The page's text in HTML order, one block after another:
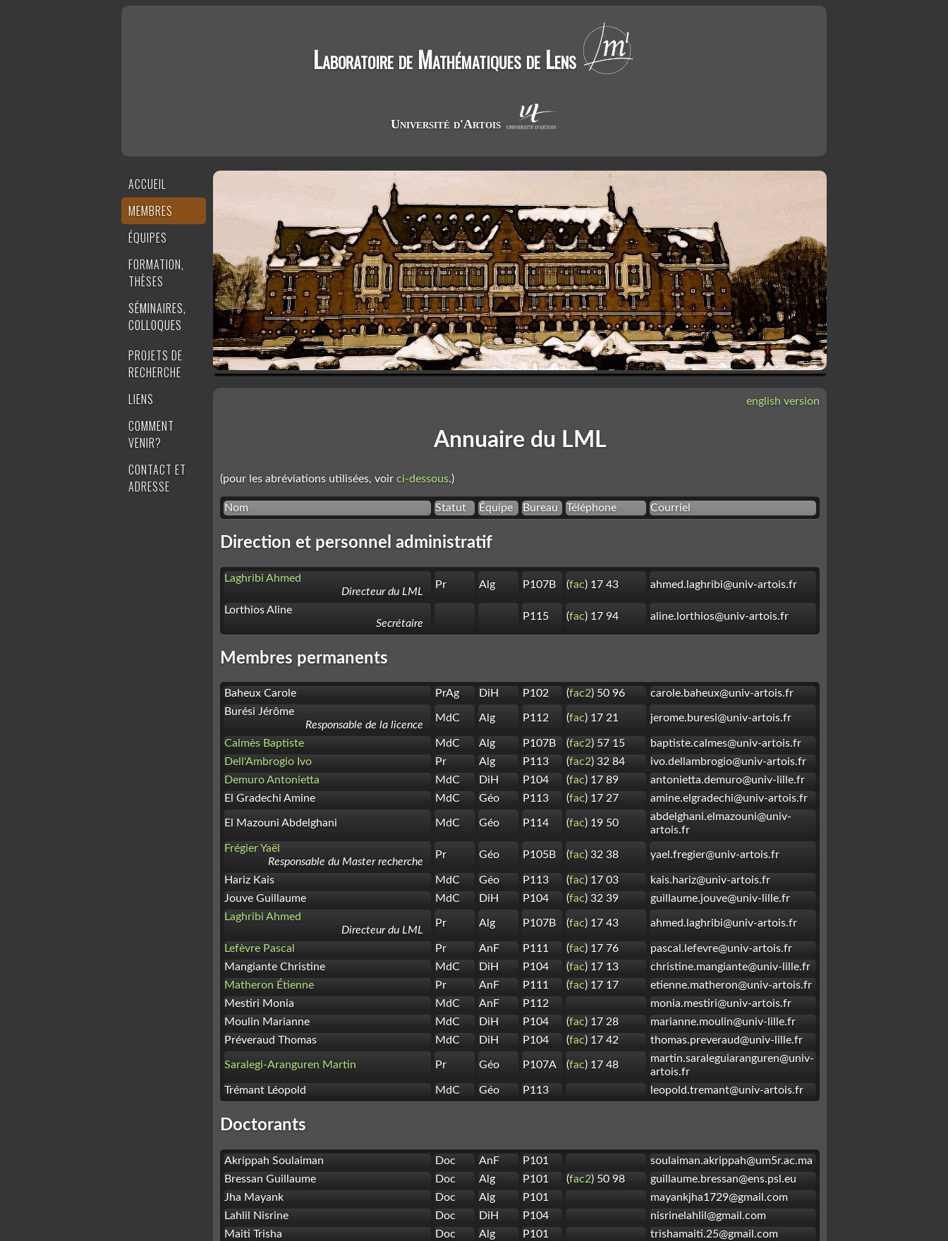
Laboratoire de Mathématiques de Lens
Université d'Artois
ACCUEIL
MEMBRES
ÉQUIPES
FORMATION,
THÈSES
SÉMINAIRES,
COLLOQUES
PROJETS DE
RECHERCHE
LIENS
COMMENT
VENIR?
CONTACT ET
ADRESSE
english version
Annuaire du LML
(pour les abréviations utilisées, voir ci-dessous.)
Nom Statut Équipe Bureau Téléphone Courriel
Direction et personnel administratif
Laghribi Ahmed
Directeur du LML
Pr Alg P107B (fac) 17 43 ahmed.laghribi@univ-artois.fr
Lorthios Aline
Secrétaire
P115 (fac) 17 94 aline.lorthios@univ-artois.fr
Membres permanents
Baheux Carole PrAg DiH P102 (fac2) 50 96
carole.baheux@univ-artois.fr
Burési Jérôme
Responsable de la licence
MdC Alg P112 (fac) 17 21 jerome.buresi@univ-artois.fr
Calmès Baptiste MdC Alg P107B (fac2) 57 15
baptiste.calmes@univ-artois.fr
Dell'Ambrogio Ivo
Pr Alg P113 (fac2) 32 84
ivo.dellambrogio@univ-artois.fr
Demuro Antonietta
MdC DiH P104 (fac) 17 89
antonietta.demuro@univ-lille.fr
El Gradechi Amine
MdC Géo P113 (fac) 17 27 amine.elgradechi@univ-artois.fr
El Mazouni Abdelghani MdC Géo P114 (fac) 19 50
abdelghani.elmazouni@univ-
artois.fr
Frégier Yaël
Responsable du Master recherche
Pr Géo P105B (fac) 32 38 yael.fregier@univ-artois.fr
Hariz Kais MdC Géo P113 (fac) 17 03
kais.hariz@univ-artois.fr
Jouve Guillaume
MdC DiH P104 (fac) 32 39
guillaume.jouve@univ-lille.fr
Laghribi Ahmed
Directeur du LML
Pr Alg P107B (fac) 17 43 ahmed.laghribi@univ-artois.fr
Lefèvre Pascal Pr AnF P111 (fac) 17 76
pascal.lefevre@univ-artois.fr
Mangiante Christine
MdC DiH P104 (fac) 17 13
christine.mangiante@univ-lille.fr
Matheron Étienne
Pr AnF P111 (fac) 17 17
etienne.matheron@univ-artois.fr
Mestiri Monia
MdC AnF P112
monia.mestiri@univ-artois.fr
Moulin Marianne
MdC DiH P104 (fac) 17 28
marianne.moulin@univ-lille.fr
Préveraud Thomas
MdC DiH P104 (fac) 17 42 thomas.preveraud@univ-lille.fr
Saralegi-Aranguren Martin Pr Géo P107A (fac) 17 48
martin.saraleguiaranguren@univ-
artois.fr
Trémant Léopold
MdC Géo P113 leopold.tremant@univ-artois.fr
Doctorants
Akrippah Soulaiman Doc AnF P101
soulaiman.akrippah@um5r.ac.ma
Bressan Guillaume
Doc Alg P101 (fac2) 50 98
guillaume.bressan@ens.psl.eu
Jha Mayank
Doc Alg P101
mayankjha1729@gmail.com
Lahlil Nisrine
Doc DiH P104
nisrinelahlil@gmail.com
Maiti Trisha
Doc Alg P101
trishamaiti.25@gmail.com